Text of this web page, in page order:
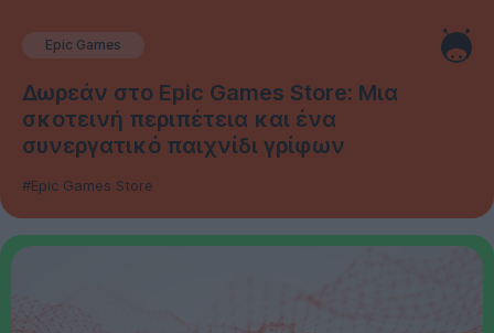
Epic Games
Δωρεάν στο Epic Games Store: Μια
σκοτεινή περιπέτεια και ένα
συνεργατικό παιχνίδι γρίφων
#Epic Games Store